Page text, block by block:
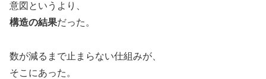
意図というより、
構造の結果だった。
数が減るまで止まらない仕組みが、
そこにあった。